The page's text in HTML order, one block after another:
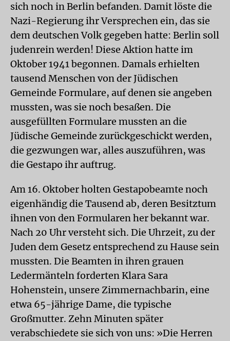
sich noch in Berlin befanden. Damit löste die
Nazi-Regierung ihr Versprechen ein, das sie
dem deutschen Volk gegeben hatte: Berlin soll
judenrein werden! Diese Aktion hatte im
Oktober 1941 begonnen. Damals erhielten
tausend Menschen von der Jüdischen
Gemeinde Formulare, auf denen sie angeben
mussten, was sie noch besaßen. Die
ausgefüllten Formulare mussten an die
Jüdische Gemeinde zurückgeschickt werden,
die gezwungen war, alles auszuführen, was
die Gestapo ihr auftrug.
Am 16. Oktober holten Gestapobeamte noch
eigenhändig die Tausend ab, deren Besitztum
ihnen von den Formularen her bekannt war.
Nach 20 Uhr versteht sich. Die Uhrzeit, zu der
Juden dem Gesetz entsprechend zu Hause sein
mussten. Die Beamten in ihren grauen
Ledermänteln forderten Klara Sara
Hohenstein, unsere Zimmernachbarin, eine
etwa 65-jährige Dame, die typische
Großmutter. Zehn Minuten später
verabschiedete sie sich von uns: »Die Herren